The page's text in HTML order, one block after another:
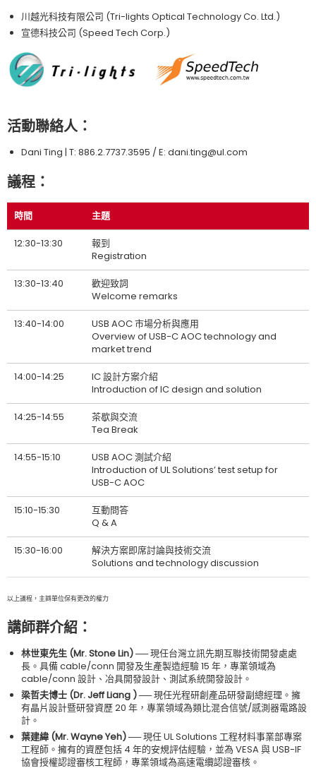
川越光科技有限公司 (Tri-lights Optical Technology Co. Ltd.)
宣德科技公司 (Speed Tech Corp.)
活動聯絡人：
Dani Ting | T: 886.2.7737.3595 / E: dani.ting@ul.com
議程：
時間 主題
12:30-13:30
報到
Registration
13:30-13:40
歡迎致詞
Welcome remarks
13:40-14:00
USB AOC 市場分析與應用
Overview of USB-C AOC technology and
market trend
14:00-14:25
IC 設計方案介紹
Introduction of IC design and solution
14:25-14:55
茶歇與交流
Tea Break
14:55-15:10
USB AOC 測試介紹
Introduction of UL Solutions’ test setup for
USB-C AOC
15:10-15:30
互動問答
Q & A
15:30-16:00
解決方案即席討論與技術交流
Solutions and technology discussion
以上議程，主辧單位保有更改的權力
講師群介紹：
林世東先生 (Mr. Stone Lin) ──現任台灣立訊先期互聯技術開發處處
長。具備 cable/conn 開發及生產製造經驗 15 年，專業領域為
cable/conn 設計、冶具開發設計、測試系統開發設計。
梁哲夫博士 (Dr. Jeff Liang ) ──現任光程研創產品研發副總經理。擁
有晶片設計暨研發資歷 20 年，專業領域為類比混合信號/感測器電路設
計。
葉建緯 (Mr. Wayne Yeh) ──現任 UL Solutions 工程材料事業部專案
工程師。擁有的資歷包括 4 年的安規評估經驗，並為 VESA 與 USB-IF
協會授權認證審核工程師，專業領域為高速電纜認證審核。